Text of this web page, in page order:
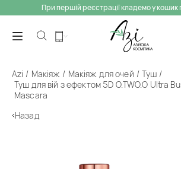
При першій реєстрації кладемо у
Azi Макіяж Макіяж для очей
Туш
Туш для вій з ефектом 5D O.TWO.O Ultra
Mascara
Назад